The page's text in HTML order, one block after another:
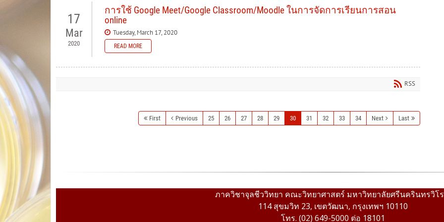
17
Mar
2020
การใช้ Google Meet/Google Classroom/Moodle ในการจัดการเรียนการสอน
online
Tuesday, March 17, 2020
READ MORE
RSS
First Previous 25 26 27 28 29 30 31 32 33 34 Next Last
ภาควิชาจุลชีววิทยา คณะวิทยาศาสตร์ มหาวิทยาลัยศรีนครินทรวิโ
114 สุขมวิท 23, เขตวัฒนา, กรุงเทพฯ 10110
โทร. (02) 649-5000 ต่อ 18101